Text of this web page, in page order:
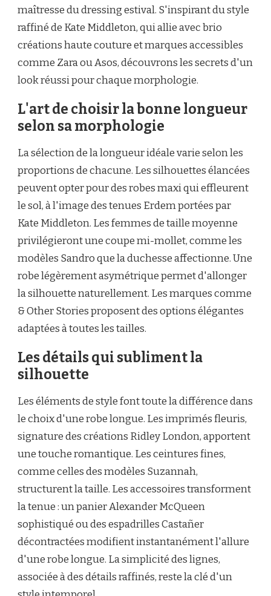
maîtresse du dressing estival. S'inspirant du style
raffiné de Kate Middleton, qui allie avec brio
créations haute couture et marques accessibles
comme Zara ou Asos, découvrons les secrets d'un
look réussi pour chaque morphologie.
L'art de choisir la bonne longueur
selon sa morphologie
La sélection de la longueur idéale varie selon les
proportions de chacune. Les silhouettes élancées
peuvent opter pour des robes maxi qui effleurent
le sol, à l'image des tenues Erdem portées par
Kate Middleton. Les femmes de taille moyenne
privilégieront une coupe mi-mollet, comme les
modèles Sandro que la duchesse affectionne. Une
robe légèrement asymétrique permet d'allonger
la silhouette naturellement. Les marques comme
& Other Stories proposent des options élégantes
adaptées à toutes les tailles.
Les détails qui subliment la
silhouette
Les éléments de style font toute la différence dans
le choix d'une robe longue. Les imprimés fleuris,
signature des créations Ridley London, apportent
une touche romantique. Les ceintures fines,
comme celles des modèles Suzannah,
structurent la taille. Les accessoires transforment
la tenue : un panier Alexander McQueen
sophistiqué ou des espadrilles Castañer
décontractées modifient instantanément l'allure
d'une robe longue. La simplicité des lignes,
associée à des détails raffinés, reste la clé d'un